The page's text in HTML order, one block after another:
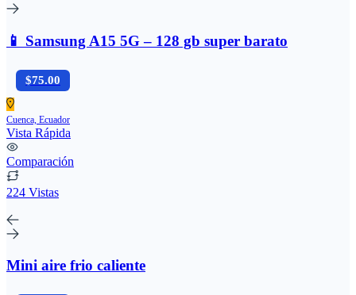
📱 Samsung A15 5G – 128 gb super barato
$75.00
Cuenca, Ecuador
Vista Rápida
Comparación
224 Vistas
Mini aire frio caliente